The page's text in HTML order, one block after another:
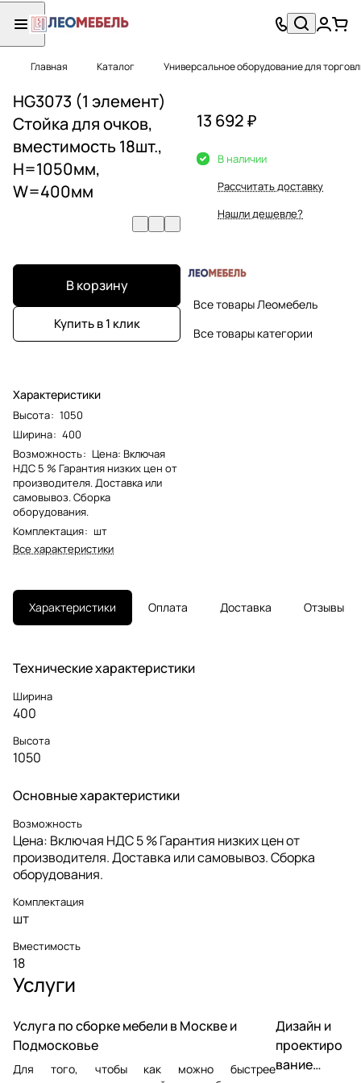
Главная Каталог Универсальное оборудование для
HG3073 (1 элемент)
Стойка для очков,
вместимость 18шт.,
H=1050мм,
W=400мм
В корзину
Купить в 1 клик
Характеристики
Высота: 1050
Ширина: 400
Возможность: Цена: Включая
НДС 5 % Гарантия низких цен от
производителя. Доставка или
самовывоз. Сборка
оборудования.
Комплектация: шт
Все характеристики
13 692 ₽
В наличии
Рассчитать доставку
Нашли дешевле?
Все товары Леомебель
Все товары категории
Характеристики Оплата Доставка Отзывы
Технические характеристики
Ширина
400
Высота
1050
Основные характеристики
Возможность
Цена: Включая НДС 5 % Гарантия низких цен от
производителя. Доставка или самовывоз. Сборка
оборудования.
Комплектация
шт
Вместимость
18
Услуги
Услуга по сборке мебели в Москве и
Подмосковье
Для того, чтобы как можно быстрее
Дизайн и
проектиро
вание